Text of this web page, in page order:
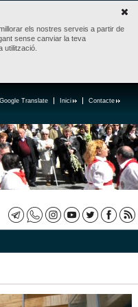
els nostres serveis a partir de
sense canviar la teva
utilització.
Contacte
Inici
Google Translate